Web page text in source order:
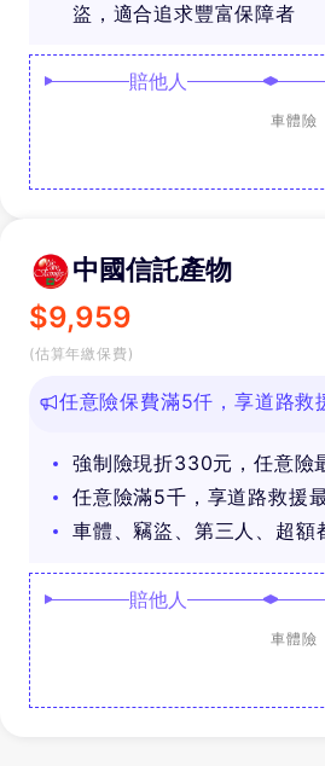
盜，適合追求豐富保障者
賠他人
車體險
中國信託產物
$9,959
(估算年繳保費)
任意險保費滿5仟，享道路救
強制險現折330元，任意險
任意險滿5千，享道路救援
車體、竊盜、第三人、超額
賠他人
車體險